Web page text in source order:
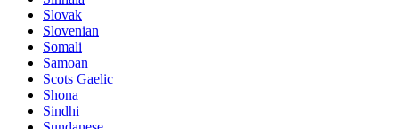
Slovak
Slovenian
Somali
Samoan
Scots Gaelic
Shona
Sindhi